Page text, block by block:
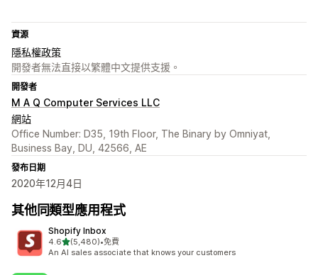
資源
隱私權政策
開發者無法直接以繁體中文提供支援。
開發者
M A Q Computer Services LLC
網站
Office Number: D35, 19th Floor, The Binary by Omniyat,
Business Bay, DU, 42566, AE
發布日期
2020年12月4日
其他同類型應用程式
Shopify Inbox
4.6滿分 5 顆星
(5,480)
共有 5480 則評價
•免費
An AI sales associate that knows your customers